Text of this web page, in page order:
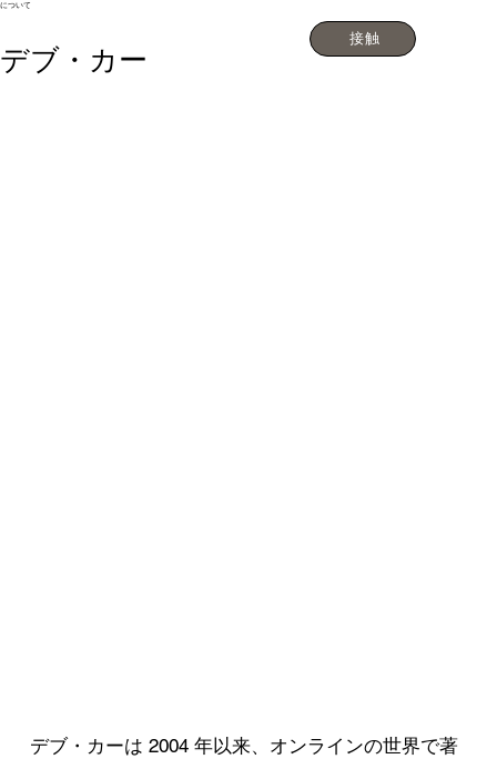
接触
について
デブ・カー
デブ・カーは 2004 年以来、オンラインの世界で著